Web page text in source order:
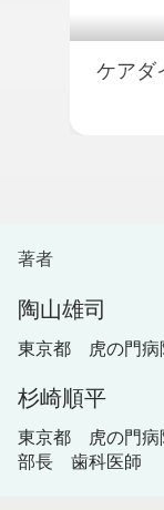
ケアダ
著者
陶山雄司
東京都 虎の門
杉崎順平
東京都 虎の門病
部長 歯科医師